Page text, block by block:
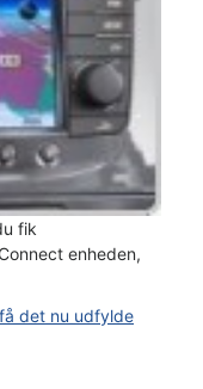
fik
enheden,
det nu udfylde